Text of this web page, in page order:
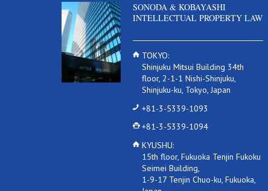
SONODA & KOBAYASHI
INTELLECTUAL PROPERTY LAW
TOKYO:
Shinjuku Mitsui Building 34th
floor, 2-1-1 Nishi-Shinjuku,
Shinjuku-ku, Tokyo, Japan
+81-3-5339-1093
+81-3-5339-1094
KYUSHU:
15th floor, Fukuoka Tenjin Fukoku
Seimei Building,
1-9-17 Tenjin Chuo-ku, Fukuoka,